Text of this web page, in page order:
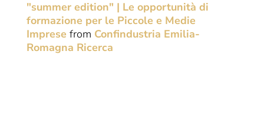
"summer edition" | Le opportunità di
formazione per le Piccole e Medie
Imprese from Confindustria Emilia-
Romagna Ricerca